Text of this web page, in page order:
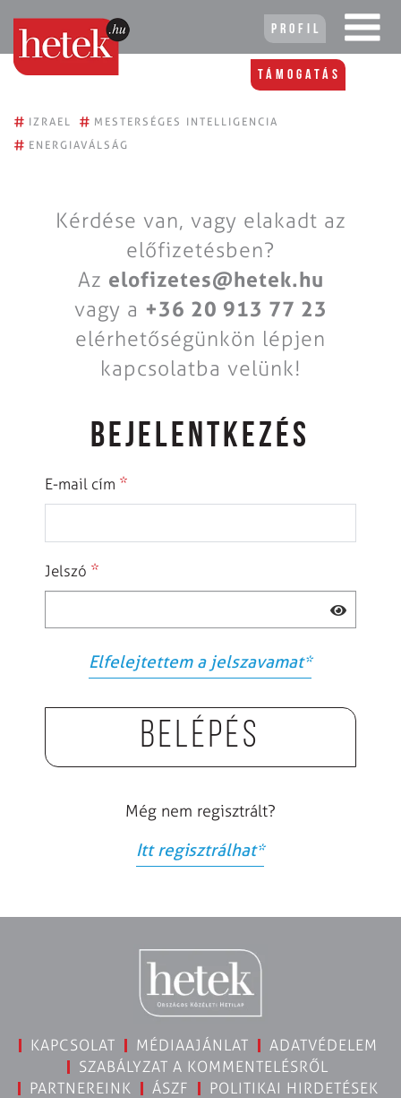
Profil
Támogatás
# IZRAEL # MESTERSÉGES INTELLIGENCIA
# ENERGIAVÁLSÁG
Kérdése van, vagy elakadt az
előfizetésben?
Az elofizetes@hetek.hu
vagy a +36 20 913 77 23
elérhetőségünkön lépjen
kapcsolatba velünk!
BEJELENTKEZÉS
E-mail cím *
Jelszó *
Elfelejtettem a jelszavamat*
Belépés
Még nem regisztrált?
Itt regisztrálhat*
KAPCSOLAT MÉDIAAJÁNLAT
ADATVÉDELEM
SZABÁLYZAT A KOMMENTELÉSRŐL
PARTNEREINK
ÁSZF
POLITIKAI HIRDETÉSEK